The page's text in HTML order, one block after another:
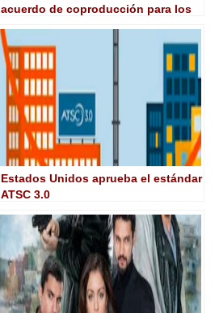
acuerdo de coproducción para los
Unidos e internacional
Estados Unidos aprueba el estándar
ATSC 3.0